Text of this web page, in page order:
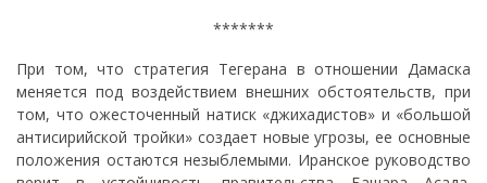
*******
При том, что стратегия Тегерана в отношении Дамаска
меняется под воздействием внешних обстоятельств, при
том, что ожесточенный натиск «джихадистов» и «большой
антисирийской тройки» создает новые угрозы, ее основные
положения остаются незыблемыми. Иранское руководство